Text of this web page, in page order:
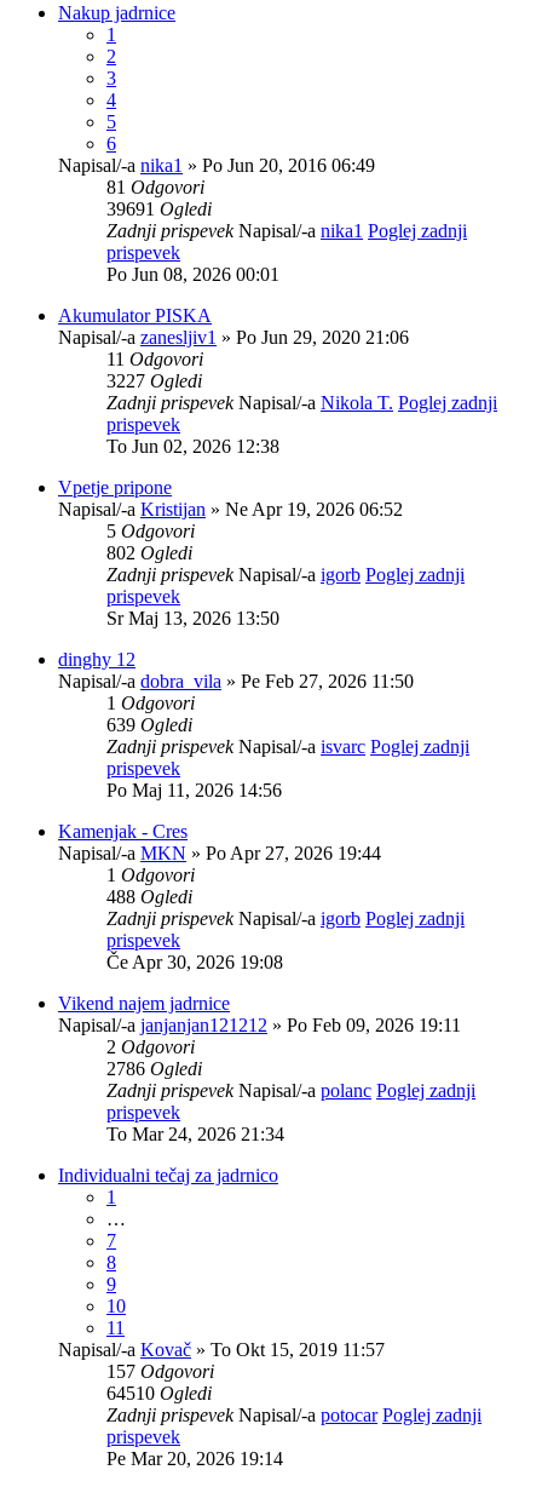
Nakup jadrnice
1
2
3
4
5
6
Napisal/-a nika1 » Po Jun 20, 2016 06:49
81 Odgovori
39691 Ogledi
Zadnji prispevekNapisal/-a nika1 Poglej zadnji
prispevek
Po Jun 08, 2026 00:01
Akumulator PISKA
Napisal/-a zanesljiv1 » Po Jun 29, 2020 21:06
11 Odgovori
3227 Ogledi
Zadnji prispevekNapisal/-a Nikola T. Poglej zadnji
prispevek
To Jun 02, 2026 12:38
Vpetje pripone
Napisal/-a Kristijan » Ne Apr 19, 2026 06:52
5 Odgovori
802 Ogledi
Zadnji prispevekNapisal/-a igorb Poglej zadnji
prispevek
Sr Maj 13, 2026 13:50
dinghy 12
Napisal/-a dobra_vila » Pe Feb 27, 2026 11:50
1 Odgovori
639 Ogledi
Zadnji prispevekNapisal/-a isvarc Poglej zadnji
prispevek
Po Maj 11, 2026 14:56
Kamenjak - Cres
Napisal/-a MKN » Po Apr 27, 2026 19:44
1 Odgovori
488 Ogledi
Zadnji prispevekNapisal/-a igorb Poglej zadnji
prispevek
Če Apr 30, 2026 19:08
Vikend najem jadrnice
Napisal/-a janjanjan121212 » Po Feb 09, 2026 19:11
2 Odgovori
2786 Ogledi
Zadnji prispevekNapisal/-a polanc Poglej zadnji
prispevek
To Mar 24, 2026 21:34
Individualni tečaj za jadrnico
1
…
7
8
9
10
11
Napisal/-a Kovač » To Okt 15, 2019 11:57
157 Odgovori
64510 Ogledi
Zadnji prispevekNapisal/-a potocar Poglej zadnji
prispevek
Pe Mar 20, 2026 19:14